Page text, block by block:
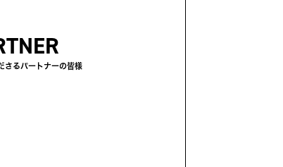
さるパートナーの皆様